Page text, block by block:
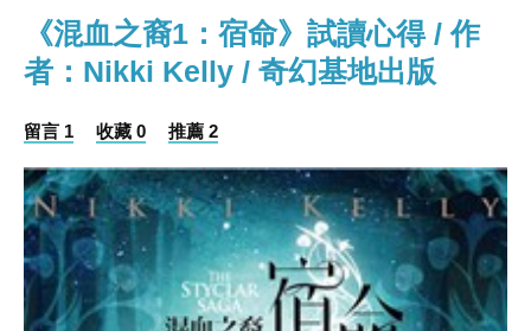
《混血之裔1：宿命》試讀心得 / 作
者：Nikki Kelly / 奇幻基地出版
留言 1 收藏 0 推薦 2